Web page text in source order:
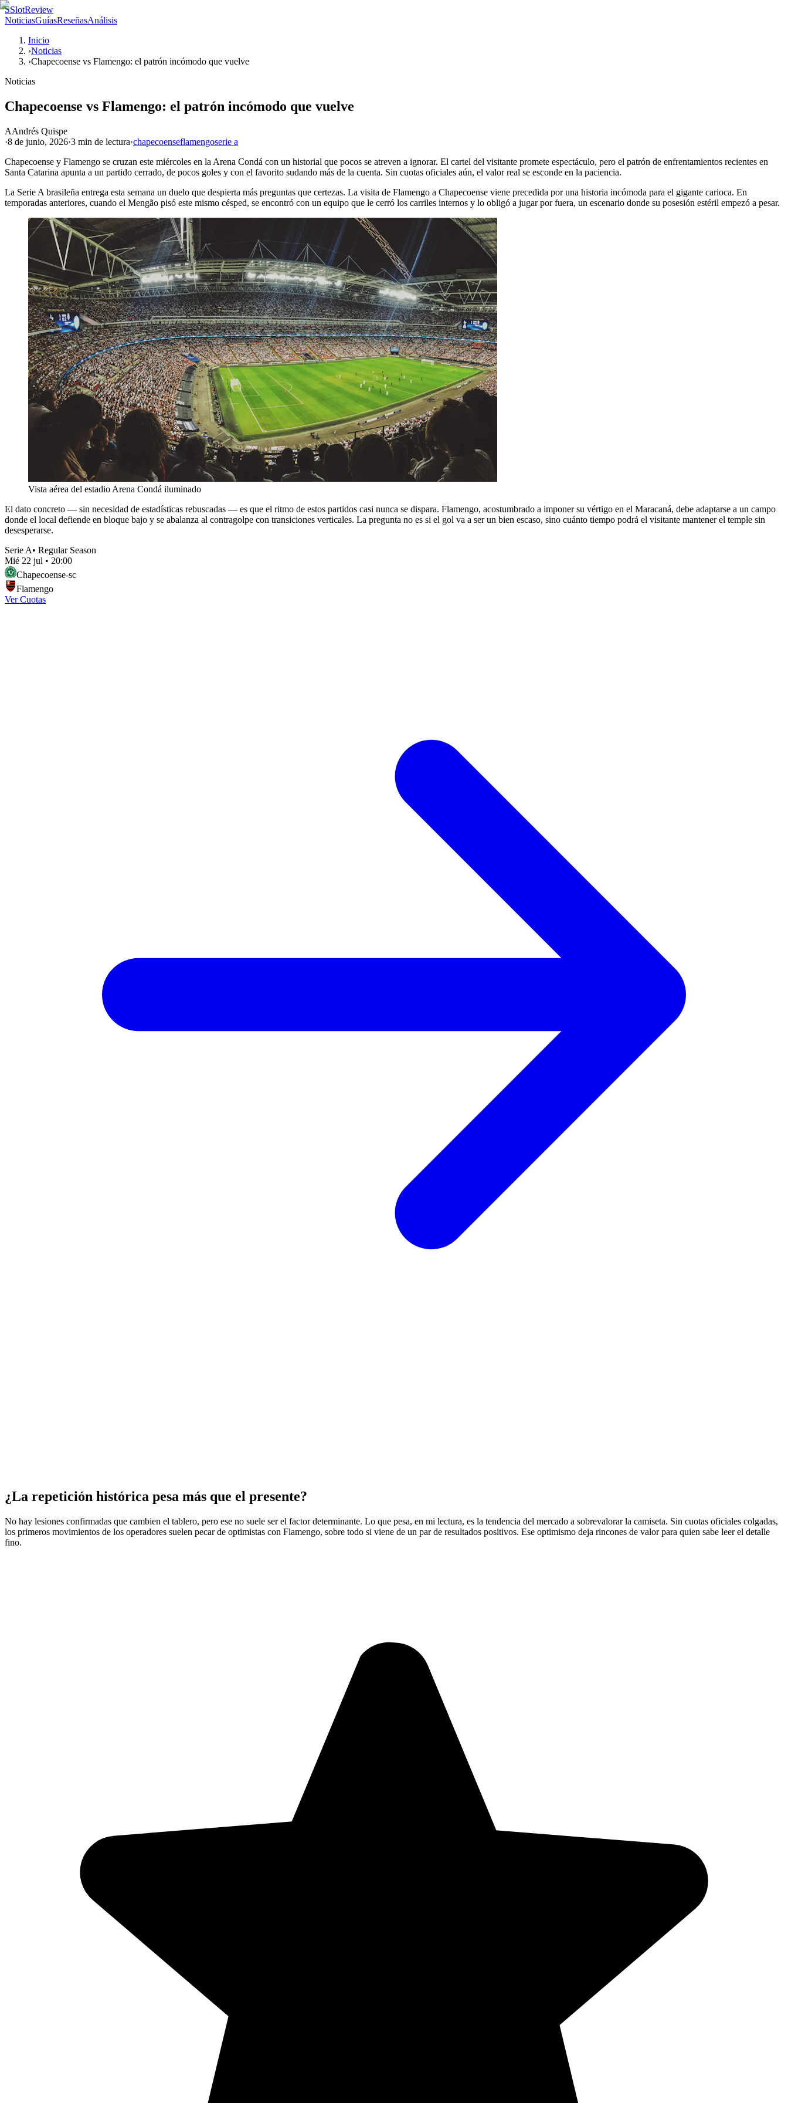
SSlotReview
NoticiasGuíasReseñasAnálisis
Inicio
›Noticias
›Chapecoense vs Flamengo: el patrón incómodo que vuelve
Noticias
Chapecoense vs Flamengo: el patrón incómodo que vuelve
AAndrés Quispe
·8 de junio, 2026·3 min de lectura·chapecoenseflamengoserie a
Chapecoense y Flamengo se cruzan este miércoles en la Arena Condá con un historial que pocos se atreven a ignorar. El cartel del visitante promete espectáculo, pero el patrón de enfrentamientos recientes en
Santa Catarina apunta a un partido cerrado, de pocos goles y con el favorito sudando más de la cuenta. Sin cuotas oficiales aún, el valor real se esconde en la paciencia.
La Serie A brasileña entrega esta semana un duelo que despierta más preguntas que certezas. La visita de Flamengo a Chapecoense viene precedida por una historia incómoda para el gigante carioca. En
temporadas anteriores, cuando el Mengão pisó este mismo césped, se encontró con un equipo que le cerró los carriles internos y lo obligó a jugar por fuera, un escenario donde su posesión estéril empezó a pesar.
Vista aérea del estadio Arena Condá iluminado
El dato concreto — sin necesidad de estadísticas rebuscadas — es que el ritmo de estos partidos casi nunca se dispara. Flamengo, acostumbrado a imponer su vértigo en el Maracaná, debe adaptarse a un campo
donde el local defiende en bloque bajo y se abalanza al contragolpe con transiciones verticales. La pregunta no es si el gol va a ser un bien escaso, sino cuánto tiempo podrá el visitante mantener el temple sin
desesperarse.
Serie A• Regular Season
Mié 22 jul • 20:00
Chapecoense-sc
Flamengo
Ver Cuotas
¿La repetición histórica pesa más que el presente?
No hay lesiones confirmadas que cambien el tablero, pero ese no suele ser el factor determinante. Lo que pesa, en mi lectura, es la tendencia del mercado a sobrevalorar la camiseta. Sin cuotas oficiales colgadas,
los primeros movimientos de los operadores suelen pecar de optimistas con Flamengo, sobre todo si viene de un par de resultados positivos. Ese optimismo deja rincones de valor para quien sabe leer el detalle
fino.